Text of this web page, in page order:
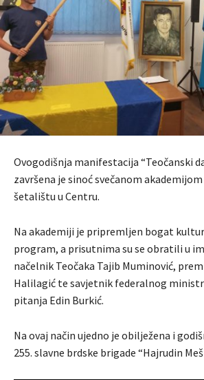
Ovogodišnja manifestacija “Teočanski
završena je sinoć svečanom
šetalištu u Centru.
Na akademiji je pripremljen bogat
program, a prisutnima su se obratili u
načelnik Teočaka Tajib Muminović,
Halilagić te savjetnik federalnog
pitanja Edin Burkić.
Na ovaj način ujedno je obilježena i
255. slavne brdske brigade “Hajrudin